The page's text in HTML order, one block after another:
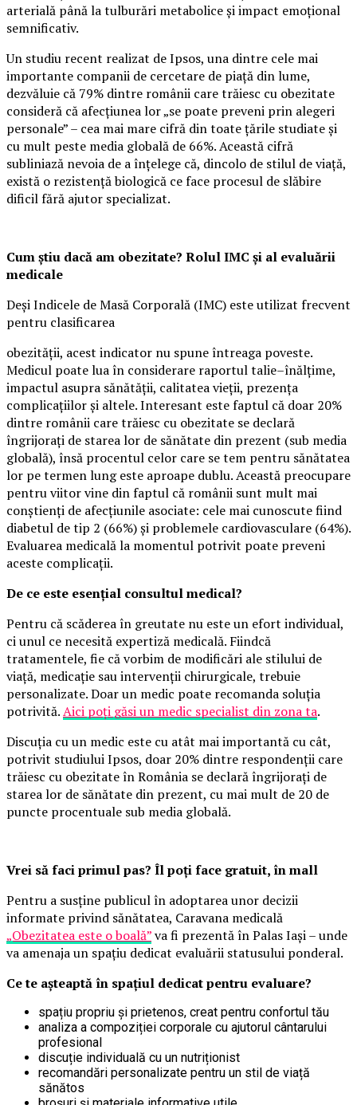
arterială până la tulburări metabolice și impact emoțional
semnificativ.
Un studiu recent realizat de Ipsos, una dintre cele mai
importante companii de cercetare de piață din lume,
dezvăluie că 79% dintre românii care trăiesc cu obezitate
consideră că afecțiunea lor „se poate preveni prin alegeri
personale” – cea mai mare cifră din toate țările studiate și
cu mult peste media globală de 66%. Această cifră
subliniază nevoia de a înțelege că, dincolo de stilul de viață,
există o rezistență biologică ce face procesul de slăbire
dificil fără ajutor specializat.
Cum știu dacă am obezitate? Rolul IMC și al evaluării
medicale
Deși Indicele de Masă Corporală (IMC) este utilizat frecvent
pentru clasificarea
obezității, acest indicator nu spune întreaga poveste.
Medicul poate lua în considerare raportul talie–înălțime,
impactul asupra sănătății, calitatea vieții, prezența
complicațiilor și altele. Interesant este faptul că doar 20%
dintre românii care trăiesc cu obezitate se declară
îngrijorați de starea lor de sănătate din prezent (sub media
globală), însă procentul celor care se tem pentru sănătatea
lor pe termen lung este aproape dublu. Această preocupare
pentru viitor vine din faptul că românii sunt mult mai
conștienți de afecțiunile asociate: cele mai cunoscute fiind
diabetul de tip 2 (66%) și problemele cardiovasculare (64%).
Evaluarea medicală la momentul potrivit poate preveni
aceste complicații.
De ce este esențial consultul medical?
Pentru că scăderea în greutate nu este un efort individual,
ci unul ce necesită expertiză medicală. Fiindcă
tratamentele, fie că vorbim de modificări ale stilului de
viață, medicație sau intervenții chirurgicale, trebuie
personalizate. Doar un medic poate recomanda soluția
potrivită.Aici poți găsi un medic specialist din zona ta.
Discuția cu un medic este cu atât mai importantă cu cât,
potrivit studiului Ipsos, doar 20% dintre respondenții care
trăiesc cu obezitate în România se declară îngrijorați de
starea lor de sănătate din prezent, cu mai mult de 20 de
puncte procentuale sub media globală.
Vrei să faci primul pas? Îl poți face gratuit, în mall
Pentru a susține publicul în adoptarea unor decizii
informate privind sănătatea, Caravana medicală
„Obezitatea este o boală”va fi prezentă în Palas Iași – unde
va amenaja un spațiu dedicat evaluării statusului ponderal.
Ce te așteaptă în spațiul dedicat pentru evaluare?
spațiu propriu și prietenos, creat pentru confortul tău
analiza a compoziției corporale cu ajutorul cântarului
profesional
discuție individuală cu un nutriționist
recomandări personalizate pentru un stil de viață
sănătos